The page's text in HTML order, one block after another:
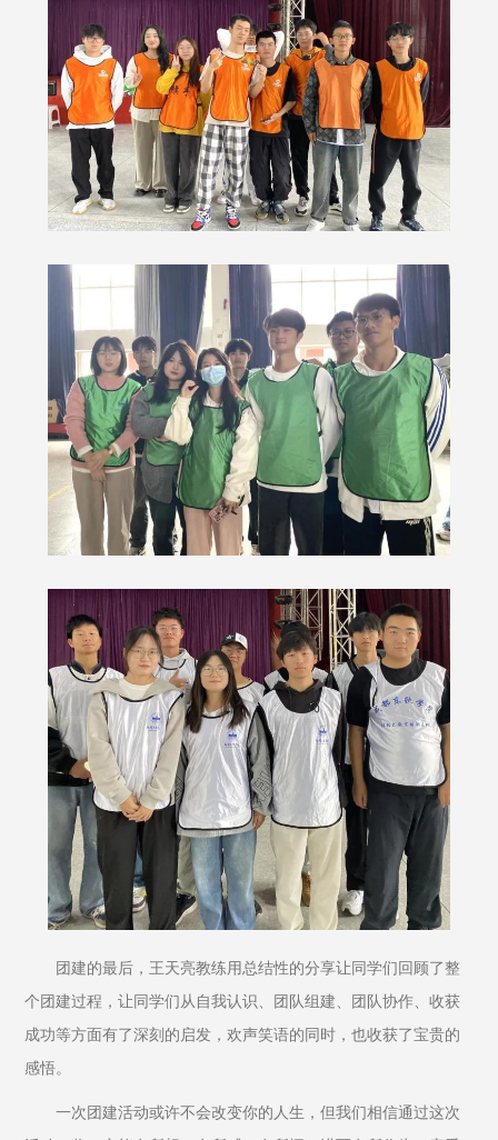
团建的最后，王天亮教练用总结性的分享让同学们回顾了整
个团建过程，让同学们从自我认识、团队组建、团队协作、收获
成功等方面有了深刻的启发，欢声笑语的同时，也收获了宝贵的
感悟。
一次团建活动或许不会改变你的人生，但我们相信通过这次